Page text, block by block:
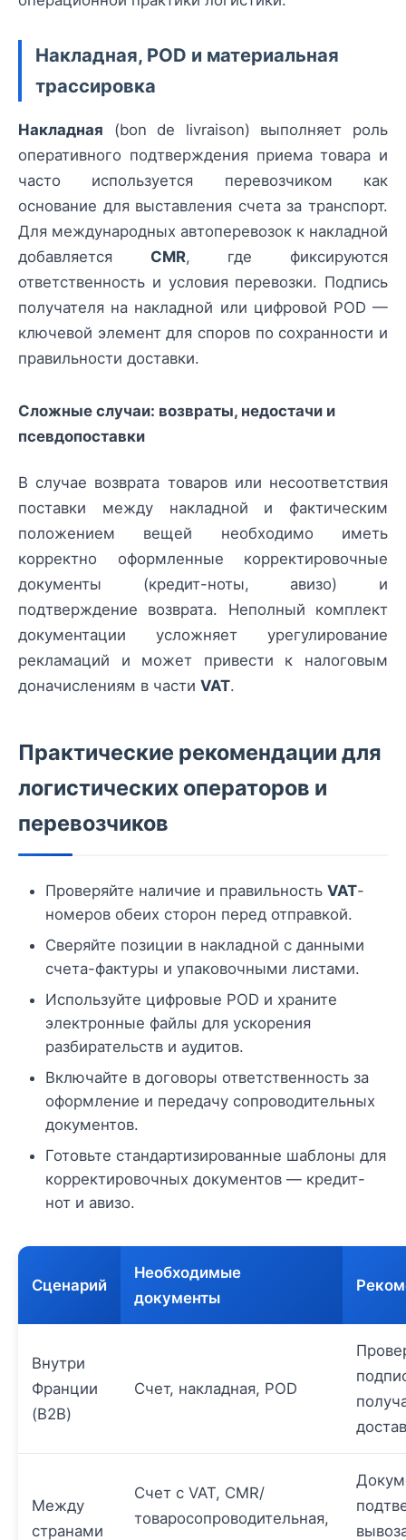
Накладная, POD и материальная
трассировка
Накладная (bon de livraison) выполняет роль
оперативного подтверждения приема товара и
часто используется перевозчиком как
основание для выставления счета за транспорт.
Для международных автоперевозок к накладной
добавляется CMR, где фиксируются
ответственность и условия перевозки. Подпись
получателя на накладной или цифровой POD —
ключевой элемент для споров по сохранности и
правильности доставки.
Сложные случаи: возвраты, недостачи и
псевдопоставки
В случае возврата товаров или несоответствия
поставки между накладной и фактическим
положением вещей необходимо иметь
корректно оформленные корректировочные
документы (кредит-ноты, авизо) и
подтверждение возврата. Неполный комплект
документации усложняет урегулирование
рекламаций и может привести к налоговым
доначислениям в части VAT.
Практические рекомендации для
логистических операторов и
перевозчиков
Проверяйте наличие и правильность VAT-
номеров обеих сторон перед отправкой.
Сверяйте позиции в накладной с данными
счета-фактуры и упаковочными листами.
Используйте цифровые POD и храните
электронные файлы для ускорения
разбирательств и аудитов.
Включайте в договоры ответственность за
оформление и передачу сопроводительных
документов.
Готовьте стандартизированные шаблоны для
корректировочных документов — кредит-
нот и авизо.
Сценарий
Необходимые
документы
Внутри
Франции
(B2B)
Счет, накладная, POD
Между
странами
Счет с VAT, CMR/
товаросопроводительная,